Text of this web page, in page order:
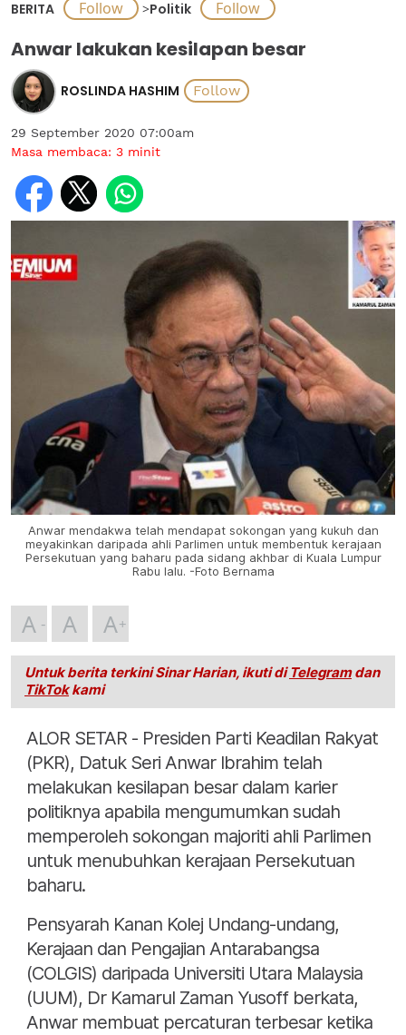
BERITA >Politik
Anwar lakukan kesilapan besar
ROSLINDA HASHIM
29 September 2020 07:00am
Masa membaca: 3 minit
Anwar mendakwa telah mendapat sokongan yang kukuh dan
meyakinkan daripada ahli Parlimen untuk membentuk kerajaan
Persekutuan yang baharu pada sidang akhbar di Kuala Lumpur
Rabu lalu. -Foto Bernama
A A A
Untuk berita terkini Sinar Harian, ikuti di Telegramdan
TikTokkami
ALOR SETAR - Presiden Parti Keadilan Rakyat
(PKR), Datuk Seri Anwar Ibrahim telah
melakukan kesilapan besar dalam karier
politiknya apabila mengumumkan sudah
memperoleh sokongan majoriti ahli Parlimen
untuk menubuhkan kerajaan Persekutuan
baharu.
Pensyarah Kanan Kolej Undang-undang,
Kerajaan dan Pengajian Antarabangsa
(COLGIS) daripada Universiti Utara Malaysia
(UUM), Dr Kamarul Zaman Yusoff berkata,
Anwar membuat percaturan terbesar ketika